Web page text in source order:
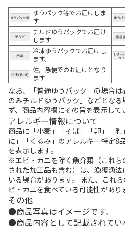
ゆうパック等でお届けしま
す
チルドゆうパックでお届け
します
冷凍ゆうパックでお届けし
ます。
佐川急便でのお届けとなり
ます
なお、「普通ゆうパック」の場合
のみチルドゆうパック」などとな
ず、商品内容欄にその旨を表示して
アレルギー情報について
商品に「小麦」「そば」「卵」「
に」「くるみ」のアレルギー特定8
を表示します。
※エビ・カニを除く魚介類（これ
された加工品も含む）は、漁獲漁
いる場合があります。 また、これ
ビ・カニを食べている可能性があり
その他
商品写真はイメージです。
商品内容として記載されて